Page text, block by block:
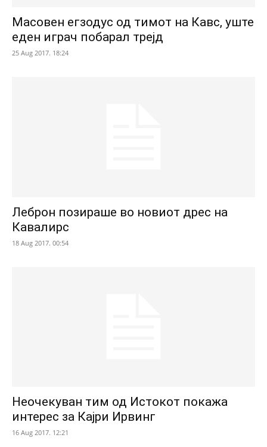
Масовен егзодус од тимот на Кавс, уште
еден играч побарал трејд
25 Aug 2017. 18:24
Леброн позираше во новиот дрес на
Кавалирс
18 Aug 2017. 00:54
Неочекуван тим од Истокот покажа
интерес за Кајри Ирвинг
16 Aug 2017. 12:21